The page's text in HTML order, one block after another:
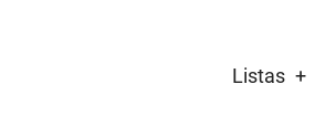
navigation
Listas